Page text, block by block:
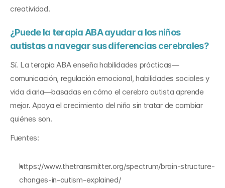
creatividad.
¿Puede la terapia ABA ayudar a los niños
autistas a navegar sus diferencias cerebrales?
Sí. La terapia ABA enseña habilidades prácticas—
comunicación, regulación emocional, habilidades sociales y
vida diaria—basadas en cómo el cerebro autista aprende
mejor. Apoya el crecimiento del niño sin tratar de cambiar
quiénes son.
Fuentes:
https://www.thetransmitter.org/spectrum/brain-structure-
changes-in-autism-explained/